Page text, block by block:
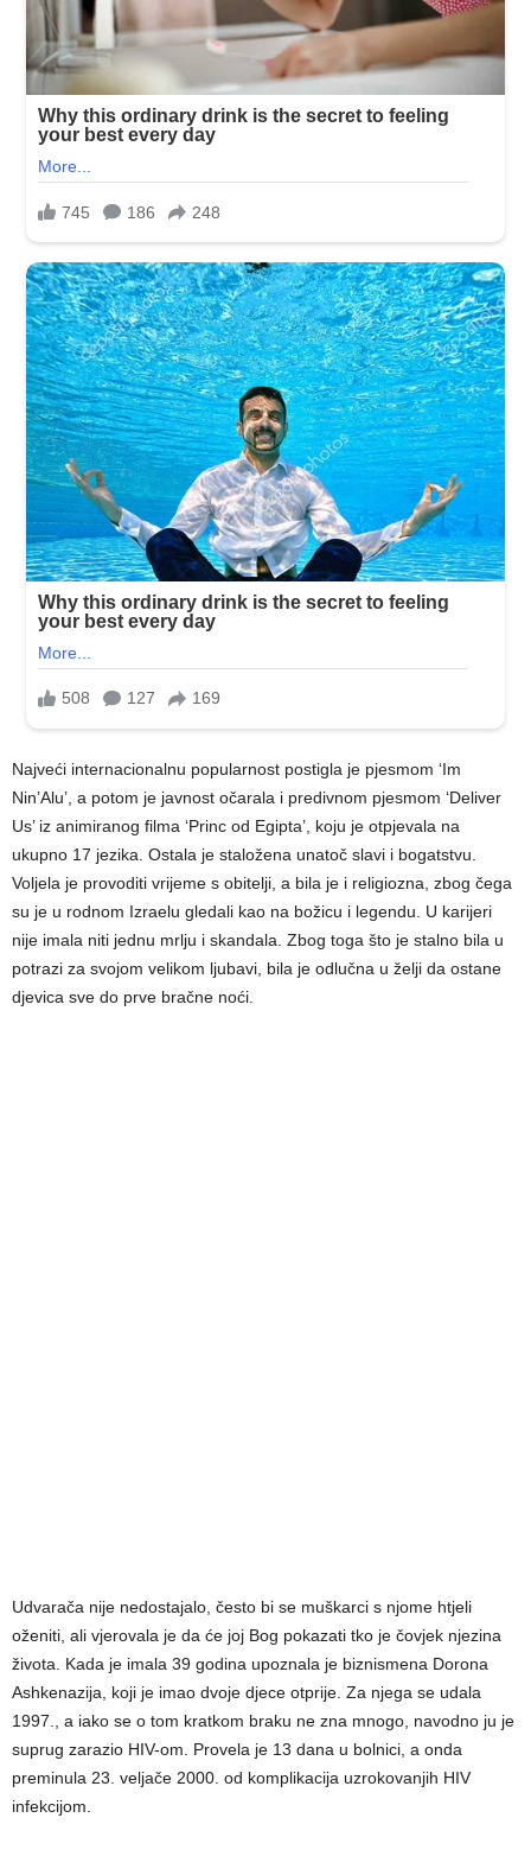
Najveći internacionalnu popularnost postigla je pjesmom ‘Im
Nin’Alu’, a potom je javnost očarala i predivnom pjesmom ‘Deliver
Us’ iz animiranog filma ‘Princ od Egipta’, koju je otpjevala na
ukupno 17 jezika. Ostala je staložena unatoč slavi i bogatstvu.
Voljela je provoditi vrijeme s obitelji, a bila je i religiozna, zbog čega
su je u rodnom Izraelu gledali kao na božicu i legendu. U karijeri
nije imala niti jednu mrlju i skandala. Zbog toga što je stalno bila u
potrazi za svojom velikom ljubavi, bila je odlučna u želji da ostane
djevica sve do prve bračne noći.
Udvarača nije nedostajalo, često bi se muškarci s njome htjeli
oženiti, ali vjerovala je da će joj Bog pokazati tko je čovjek njezina
života. Kada je imala 39 godina upoznala je biznismena Dorona
Ashkenazija, koji je imao dvoje djece otprije. Za njega se udala
1997., a iako se o tom kratkom braku ne zna mnogo, navodno ju je
suprug zarazio HIV-om. Provela je 13 dana u bolnici, a onda
preminula 23. veljače 2000. od komplikacija uzrokovanjih HIV
infekcijom.